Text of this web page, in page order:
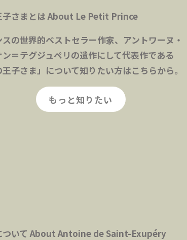
さまとは About Le Petit Prince
スの世界的ベストセラー作家、アントワーヌ・
ン＝テグジュペリの遺作にして代表作である
王子さま」について知りたい方はこちらから。
もっと知りたい
ついて About Antoine de Saint-Exupéry